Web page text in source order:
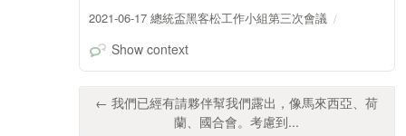
2021-06-17 總統盃黑客松工作小組第三次會議
Show context
← 我們已經有請夥伴幫我們露出，像馬來西亞、荷
蘭、國合會。考慮到...